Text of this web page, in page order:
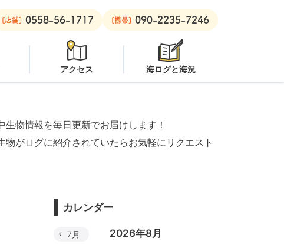
ーチ：オープン 安良里ボート： オープン
[店舗] 0558-56-1717 [携帯] 090-2235-7246
アクセス 海ログと海況
物情報を毎日更新でお届けします！
物がログに紹介されていたらお気軽にリクエスト
カレンダー
2026年8月
7月